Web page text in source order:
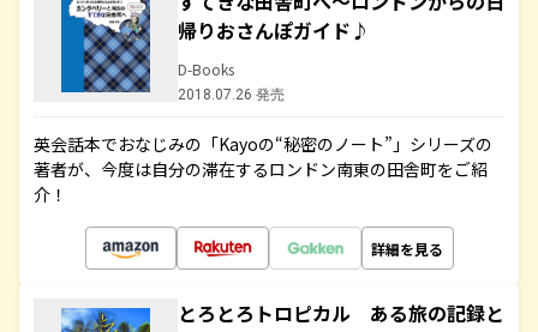
帰りおさんぽガイド♪
D-Books
2018.07.26 発売
英会話本でおなじみの「Kayoの“秘密のノート”」シリーズの
著者が、今度は自分の滞在するロンドン南東の田舎町をご紹
介！
詳細を見る
とろとろトロピカル ある旅の記録と